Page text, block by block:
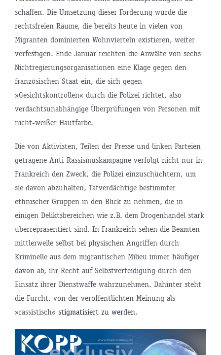
schaffen. Die Umsetzung dieser Forderung würde die
rechtsfreien Räume, die bereits heute in vielen von
Migranten dominierten Wohnvierteln existieren, weiter
verfestigen. Ende Januar reichten die Anwälte von sechs
Nichtregierungsorganisationen eine Klage gegen den
französischen Staat ein, die sich gegen
»Gesichtskontrollen« durch die Polizei richtet, also
verdachtsunabhängige Überprüfungen von Personen mit
nicht-weißer Hautfarbe.
Die von Aktivisten, Teilen der Presse und linken Parteien
getragene Anti-Rassismuskampagne verfolgt nicht nur in
Frankreich den Zweck, die Polizei einzuschüchtern, um
sie davon abzuhalten, Tatverdächtige bestimmter
ethnischer Gruppen in den Blick zu nehmen, die in
einigen Deliktsbereichen wie z.B. dem Drogenhandel stark
überrepräsentiert sind. In Frankreich sehen die Beamten
mittlerweile selbst bei physischen Angriffen durch
Kriminelle aus dem migrantischen Milieu immer häufiger
davon ab, ihr Recht auf Selbstverteidigung durch den
Einsatz ihrer Dienstwaffe wahrzunehmen. Dahinter steht
die Furcht, von der veröffentlichten Meinung als
»rassistisch« stigmatisiert zu werden.